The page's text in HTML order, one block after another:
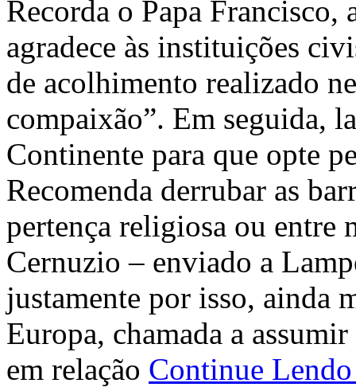
Recorda o Papa
agradece às instituições
de acolhimento realizado
compaixão”. Em seguida,
Continente para que opte
Recomenda derrubar as
pertença religiosa ou entre
Cernuzio – enviado a
justamente por isso, ainda
Europa, chamada a
em relação Continue